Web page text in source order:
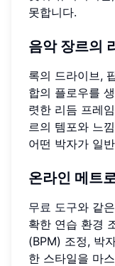
못합니다.
음악 장르의
록의 드라이브,
합의 플로우를
렷한 리듬 프레
르의 템포와 느
어떤 박자가 일
온라인 메트
무료 도구와 같
확한 연습 환경
(BPM) 조정, 박
한 스타일을 마